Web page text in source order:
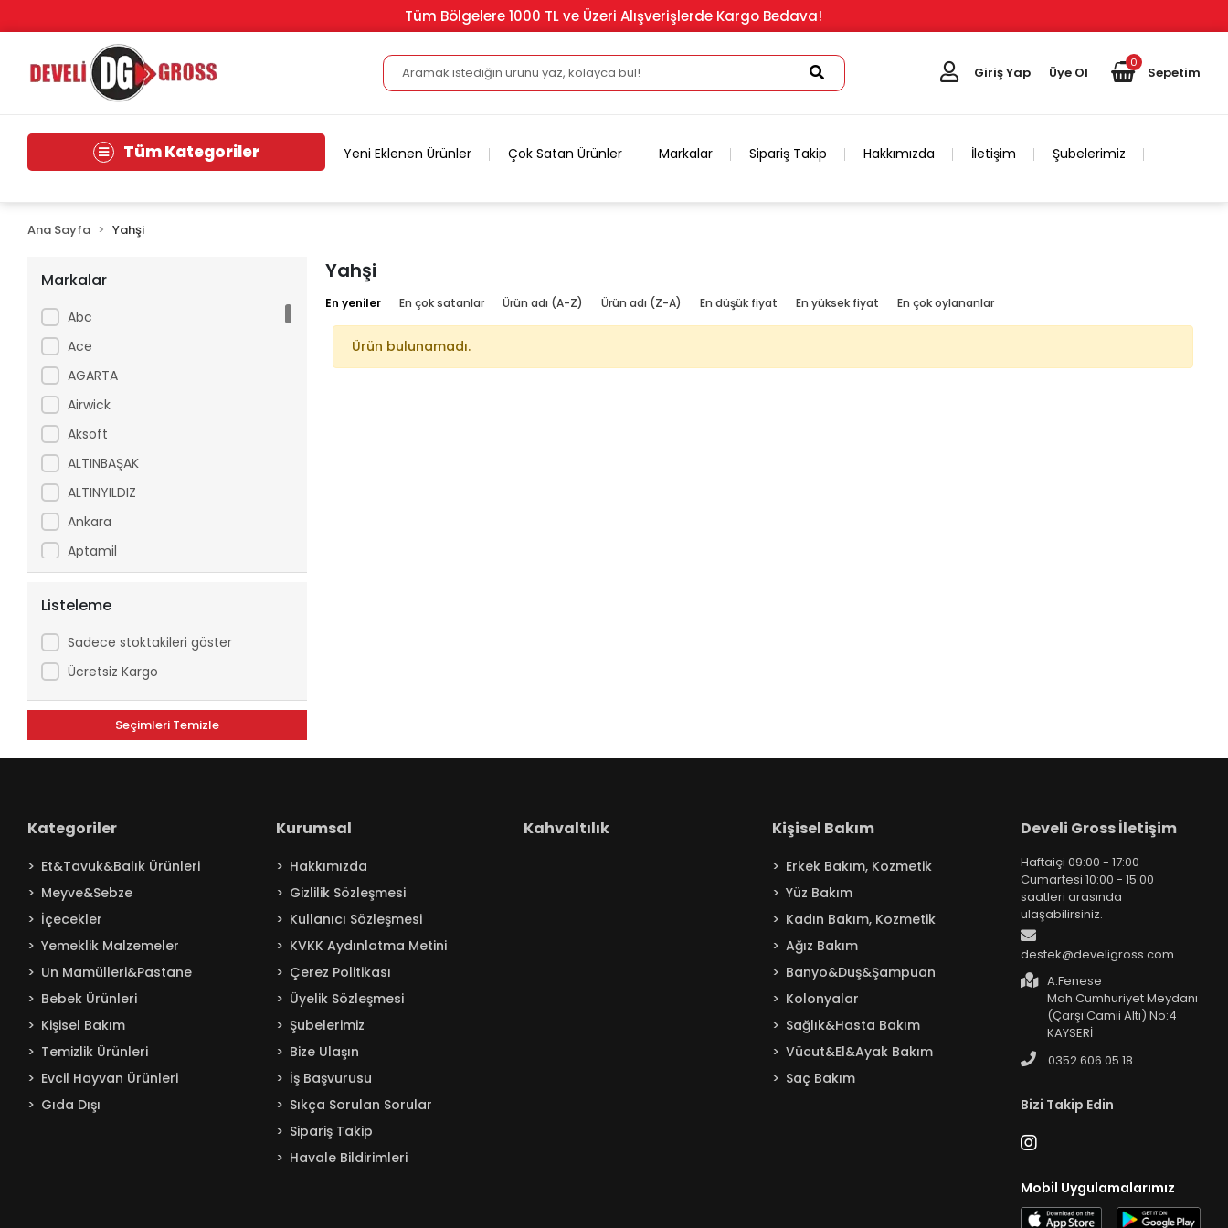
Tüm Bölgelere 1000 TL ve Üzeri Alışverişlerde Kargo Bedava!
Giriş Yap Üye Ol
0
Sepetim
Tüm Kategoriler Yeni Eklenen Ürünler Çok Satan Ürünler Markalar Sipariş Takip Hakkımızda İletişim Şubelerimiz
Ana Sayfa Yahşi
Markalar
Abc
Ace
AGARTA
Airwick
Aksoft
ALTINBAŞAK
ALTINYILDIZ
Ankara
Aptamil
Ariel
Arko
Asperox
ASSE
ATILGAN
Avşar
Baby Turco
Badem
Bağdat
Bebelac
Beta
Beyaz
BEYPAZARI
Bingo
Listeleme
Sadece stoktakileri göster
Ücretsiz Kargo
Seçimleri Temizle
Yahşi
En yeniler En çok satanlar Ürün adı (A-Z) Ürün adı (Z-A) En düşük fiyat En yüksek fiyat En çok oylananlar
Ürün bulunamadı.
Kategoriler
Et&Tavuk&Balık Ürünleri
Meyve&Sebze
İçecekler
Yemeklik Malzemeler
Un Mamülleri&Pastane
Bebek Ürünleri
Kişisel Bakım
Temizlik Ürünleri
Evcil Hayvan Ürünleri
Gıda Dışı
Kurumsal
Hakkımızda
Gizlilik Sözleşmesi
Kullanıcı Sözleşmesi
KVKK Aydınlatma Metini
Çerez Politikası
Üyelik Sözleşmesi
Şubelerimiz
Bize Ulaşın
İş Başvurusu
Sıkça Sorulan Sorular
Sipariş Takip
Havale Bildirimleri
Kahvaltılık Kişisel Bakım
Erkek Bakım, Kozmetik
Yüz Bakım
Kadın Bakım, Kozmetik
Ağız Bakım
Banyo&Duş&Şampuan
Kolonyalar
Sağlık&Hasta Bakım
Vücut&El&Ayak Bakım
Saç Bakım
Develi Gross İletişim
Haftaiçi 09:00 - 17:00
Cumartesi 10:00 - 15:00
saatleri arasında
ulaşabilirsiniz.
destek@develigross.com
A.Fenese
Mah.Cumhuriyet Meydanı
(Çarşı Camii Altı) No:4
KAYSERİ
0352 606 05 18
Bizi Takip Edin
Mobil Uygulamalarımız